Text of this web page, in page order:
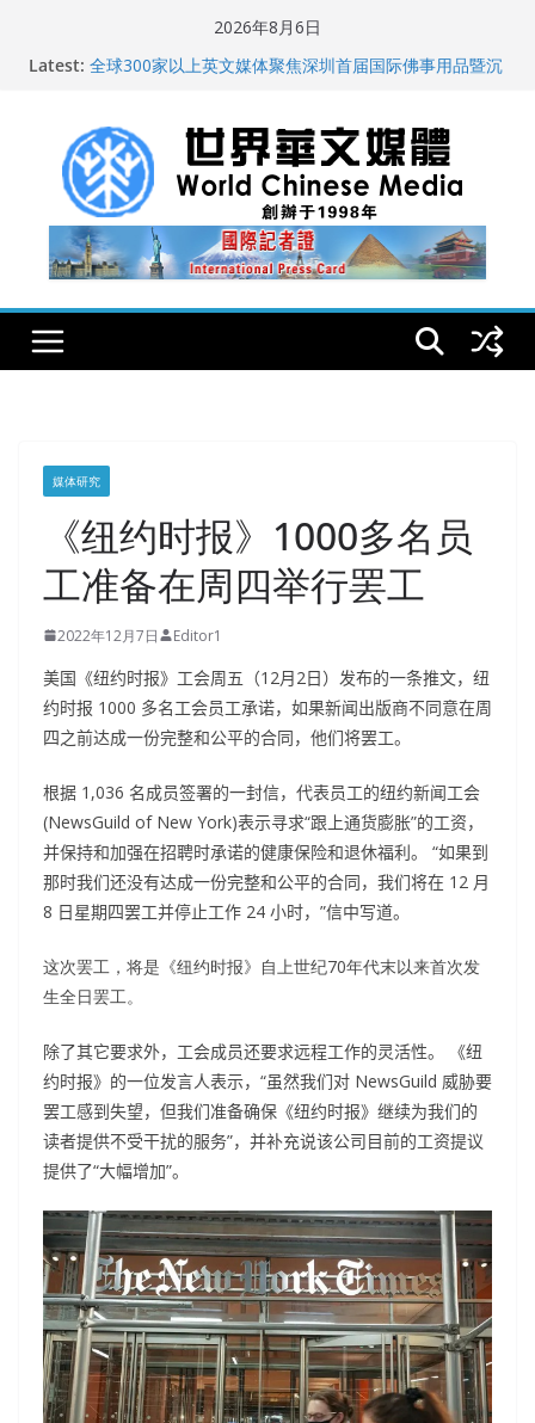
2026年8月6日
Latest: 全球300家以上英文媒体聚焦深圳首届国际佛事用品暨沉
从一杯沉香叶茶到一缕海南天香：加拿大茶艺师邓岚月
海南沉香文化考察纪行
全球新闻业正面临“代际脱钩”
纽约州拟率先立法规范AI“隐形爬虫” 引发新闻与科技界激
烈讨论
媒体研究
《纽约时报》1000多名员
工准备在周四举行罢工
2022年12月7日 Editor1
美国《纽约时报》工会周五（12月2日）发布的一条推文，纽
约时报 1000 多名工会员工承诺，如果新闻出版商不同意在周
四之前达成一份完整和公平的合同，他们将罢工。
根据 1,036 名成员签署的一封信，代表员工的纽约新闻工会
(NewsGuild of New York)表示寻求“跟上通货膨胀”的工资，
并保持和加强在招聘时承诺的健康保险和退休福利。
“如果到
那时我们还没有达成一份完整和公平的合同，我们将在 12 月
8 日星期四罢工并停止工作 24 小时，”信中写道。
这次罢工，将是《纽约时报》自上世纪70年代末以来首次发
生全日罢工。
除了其它要求外，工会成员还要求远程工作的灵活性。
《纽
约时报》的一位发言人表示，“虽然我们对 NewsGuild 威胁要
罢工感到失望，但我们准备确保《纽约时报》继续为我们的
读者提供不受干扰的服务”，并补充说该公司目前的工资提议
提供了“大幅增加”。